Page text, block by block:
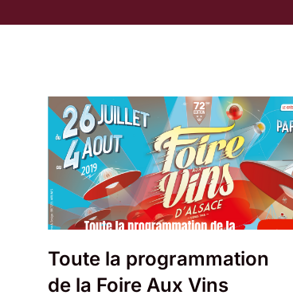
Toute la programmation
de la Foire Aux Vins